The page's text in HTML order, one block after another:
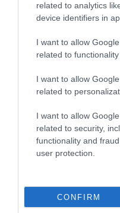
related to analytics
device identifiers in
I want to allow
related to
I want to allow
related to
I want to allow
related to security,
functionality and
user protection.
CONFIRM
Ricardo Pereira
26 Mai 15:05